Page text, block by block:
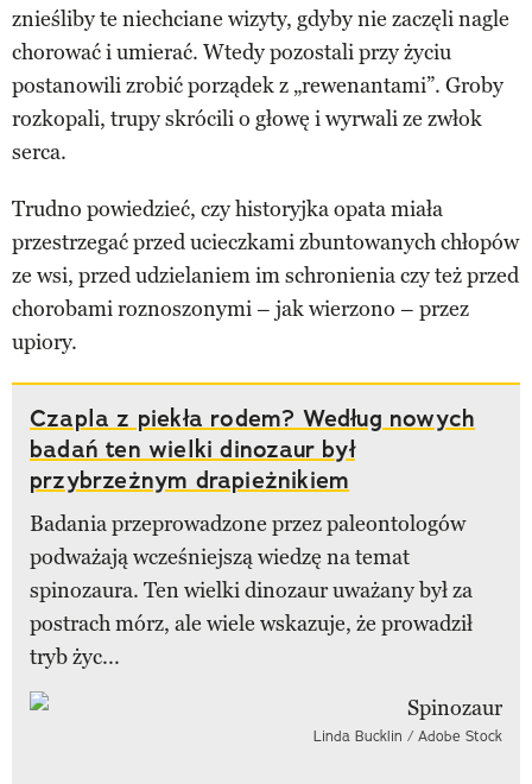
znieśliby te niechciane wizyty, gdyby nie zaczęli nagle
chorować i umierać. Wtedy pozostali przy życiu
postanowili zrobić porządek z „rewenantami”. Groby
rozkopali, trupy skrócili o głowę i wyrwali ze zwłok
serca.
Trudno powiedzieć, czy historyjka opata miała
przestrzegać przed ucieczkami zbuntowanych chłopów
ze wsi, przed udzielaniem im schronienia czy też przed
chorobami roznoszonymi – jak wierzono – przez
upiory.
Czapla z piekła rodem? Według nowych
badań ten wielki dinozaur był
przybrzeżnym drapieżnikiem
Badania przeprowadzone przez paleontologów
podważają wcześniejszą wiedzę na temat
spinozaura. Ten wielki dinozaur uważany był za
postrach mórz, ale wiele wskazuje, że prowadził
tryb życ...
Linda Bucklin / Adobe Stock